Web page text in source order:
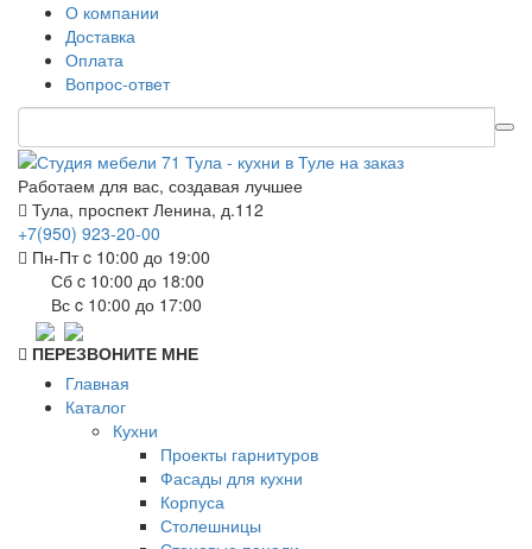
О компании
Доставка
Оплата
Вопрос-ответ
Работаем для вас, создавая лучшее
Тула, проспект Ленина, д.112
+7(950) 923-20-00
Пн-Пт c 10:00 до 19:00
Сб c 10:00 до 18:00
Вс c 10:00 до 17:00
ПЕРЕЗВОНИТЕ МНЕ
Главная
Каталог
Кухни
Проекты гарнитуров
Фасады для кухни
Корпуса
Столешницы